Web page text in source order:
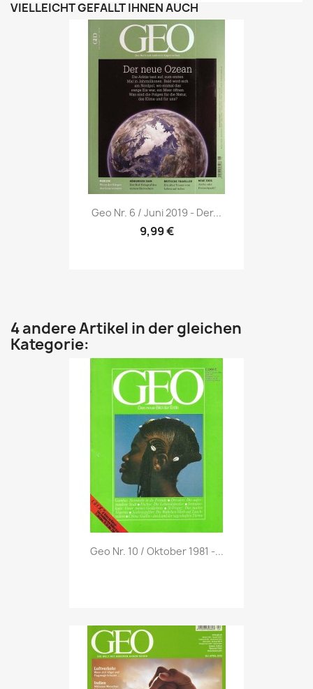
VIELLEICHT GEFÄLLT IHNEN AUCH
 Vorschau
Geo Nr. 6 / Juni 2019 - Der...
9,99 €
4 andere Artikel in der gleichen
Kategorie:
 Vorschau
Geo Nr. 10 / Oktober 1981 -...